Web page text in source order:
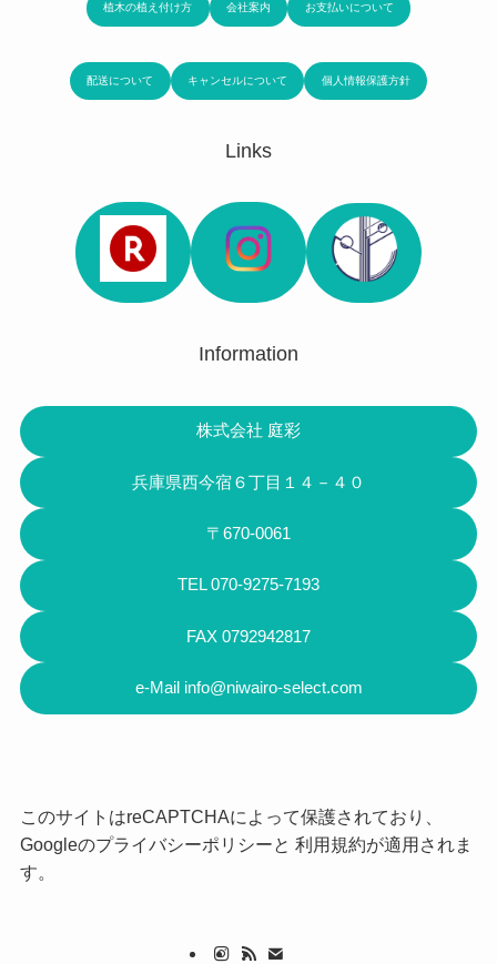
植木の植え付け方 会社案内 お支払いについて
配送について キャンセルについて 個人情報保護方針
Links
Information
株式会社 庭彩
兵庫県西今宿６丁目１４－４０
〒670-0061
TEL 070-9275-7193
FAX 0792942817
e-Mail info@niwairo-select.com
このサイトはreCAPTCHAによって保護されており、
Googleのプライバシーポリシーと 利用規約が適用されま
す。